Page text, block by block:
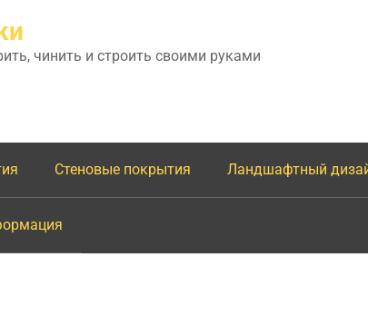
чинить и строить своими руками
Стеновые покрытия Ландшафтный